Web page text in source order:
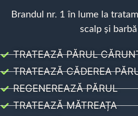
Brandul nr. 1 în lume la
scalp și barbă
TRATEAZĂ PĂRUL
TRATEAZĂ CĂDEREA
REGENEREAZĂ PĂRUL
TRATEAZĂ MĂTREAȚA